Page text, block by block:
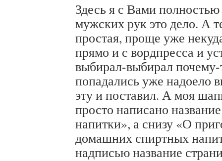
Здесь я с Вами
мужских рук это дело. А
простая, проще уже
прямо и с вордпресса и
выбирал-выбирал
попадались уже надоело
эту и поставил. А моя
просто написано
напитки», а снизу «О
домашних спиртных
надписью название